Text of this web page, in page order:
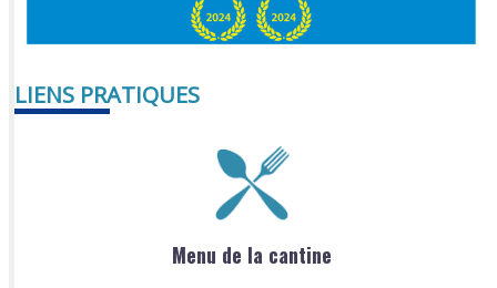
LIENS PRATIQUES
Menu de la cantine